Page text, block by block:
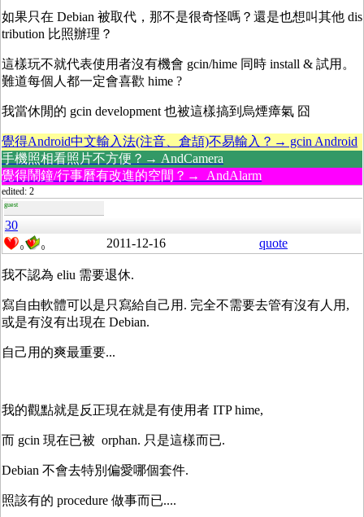
如果只在 Debian 被取代，那不是很奇怪嗎？還是也想叫其他 dis
tribution 比照辦理？
這樣玩不就代表使用者沒有機會 gcin/hime 同時 install & 試用。
難道每個人都一定會喜歡 hime ?
我當休閒的 gcin development 也被這樣搞到烏煙瘴氣 囧
覺得Android中文輸入法(注音、倉頡)不易輸入？→ gcin Android
手機照相看照片不方便？→ AndCamera
覺得鬧鐘/行事曆有改進的空間？→ AndAlarm
edited: 2
guest
30
0 0 2011-12-16 quote
我不認為 eliu 需要退休.
寫自由軟體可以是只寫給自己用. 完全不需要去管有沒有人用,
或是有沒有出現在 Debian.
自己用的爽最重要...
我的觀點就是反正現在就是有使用者 ITP hime,
而 gcin 現在已被 orphan. 只是這樣而已.
Debian 不會去特別偏愛哪個套件.
照該有的 procedure 做事而已....